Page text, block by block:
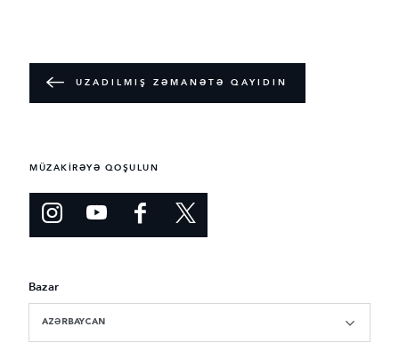
UZADILMIŞ ZƏMANƏTƏ QAYIDIN
MÜZAKİRƏYƏ QOŞULUN
Bazar
AZƏRBAYCAN